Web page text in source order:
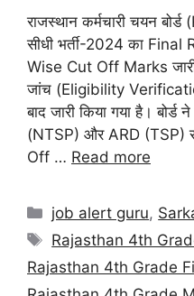
राजस्थान कर्मचारी चयन
सीधी भर्ती-2024 का
Wise Cut Off Marks जारी
जांच (Eligibility
बाद जारी किया गया है।
(NTSP) और ARD (TSP)
Off … Read more
job alert guru,
Rajasthan 4th
Rajasthan 4th Grade